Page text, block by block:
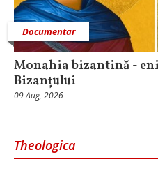
Documentar
Monahia bizantină -
Bizanțului
09 Aug, 2026
Theologica